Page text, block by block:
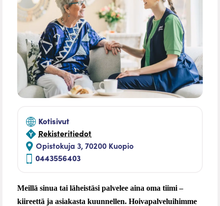
Opistokuja 3, 70200 Kuopio
0443556403
Kotisivut
Rekisteritiedot
Meillä sinua tai läheistäsi palvelee aina oma tiimi –
kiireettä ja asiakasta kuunnellen. Hoivapalveluihimme